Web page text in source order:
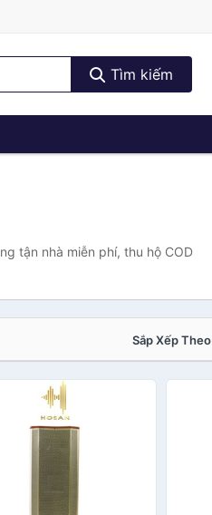
Tìm kiếm
tận nhà miễn phí, thu hộ COD
Sắp Xếp Theo